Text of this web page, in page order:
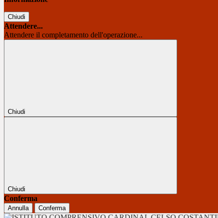
Chiudi
Attendere...
Attendere il completamento dell'operazione...
Chiudi
Chiudi
Conferma
Annulla Conferma